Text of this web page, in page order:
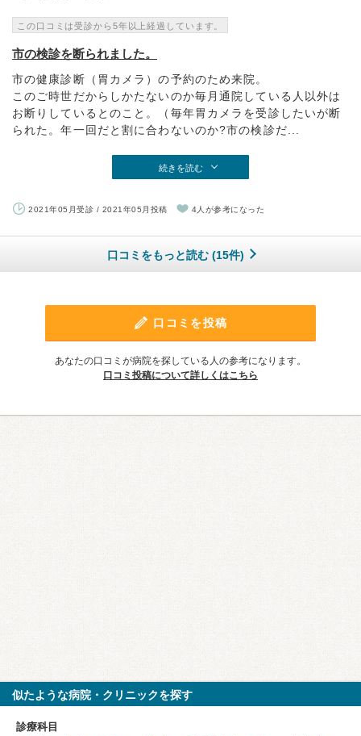
この口コミは受診から5年以上経過しています。
市の検診を断られました。
市の健康診断（胃カメラ）の予約のため来院。
このご時世だからしかたないのか毎月通院している人以外は
お断りしているとのこと。（毎年胃カメラを受診したいが断
られた。年一回だと割に合わないのか?市の検診だ...
続きを読む
2021年05月受診 / 2021年05月投稿 4人が参考になった
口コミをもっと読む (15件)
口コミを投稿
あなたの口コミが病院を探している人の参考になります。
口コミ投稿について詳しくはこちら
似たような病院・クリニックを探す
診療科目